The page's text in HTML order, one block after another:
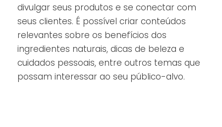
divulgar seus produtos e se conectar com
seus clientes. É possível criar conteúdos
relevantes sobre os benefícios dos
ingredientes naturais, dicas de beleza e
cuidados pessoais, entre outros temas que
possam interessar ao seu público-alvo.